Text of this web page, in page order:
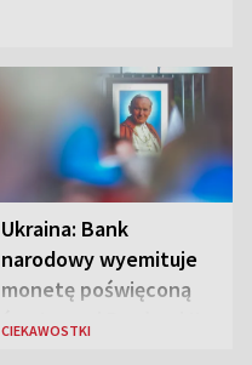
Ukraina: Bank
narodowy wyemituje
monetę poświęconą
św. Janowi Pawłowi II
CIEKAWOSTKI